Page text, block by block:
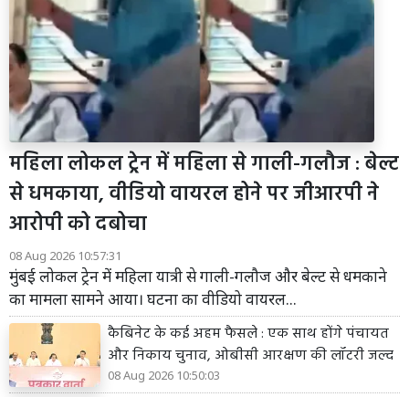
महिला लोकल ट्रेन में महिला से गाली-गलौज : बेल्ट
से धमकाया, वीडियो वायरल होने पर जीआरपी ने
आरोपी को दबोचा
08 Aug 2026 10:57:31
मुंबई लोकल ट्रेन में महिला यात्री से गाली-गलौज और बेल्ट से धमकाने
का मामला सामने आया। घटना का वीडियो वायरल...
कैबिनेट के कई अहम फैसले : एक साथ होंगे पंचायत
और निकाय चुनाव, ओबीसी आरक्षण की लॉटरी जल्द
08 Aug 2026 10:50:03